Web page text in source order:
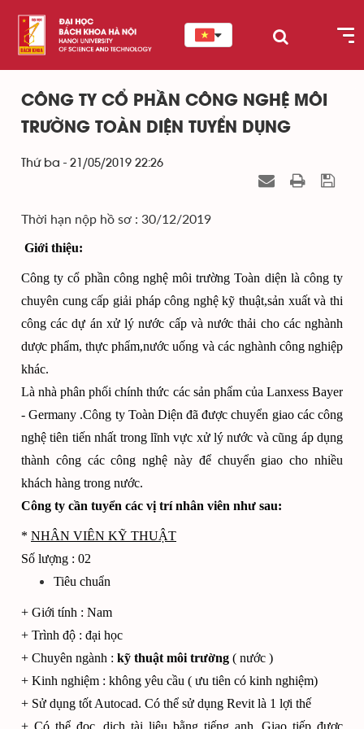
CÔNG TY CỔ PHẦN CÔNG NGHỆ MÔI
TRƯỜNG TOÀN DIỆN TUYỂN DỤNG
Thứ ba - 21/05/2019 22:26
Thời hạn nộp hồ sơ : 30/12/2019
Giới thiệu:
Công ty cổ phần công nghệ môi trường Toàn diện là công ty
chuyên cung cấp giải pháp công nghệ kỹ thuật,sản xuất và thi
công các dự án xử lý nước cấp và nước thải cho các nghành
dược phẩm, thực phẩm,nước uống và các nghành công nghiệp
khác.
Là nhà phân phối chính thức các sản phẩm của Lanxess Bayer
- Germany .Công ty Toàn Diện đã được chuyển giao các công
nghệ tiên tiến nhất trong lĩnh vực xử lý nước và cũng áp dụng
thành công các công nghệ này để chuyển giao cho nhiều
khách hàng trong nước.
Công ty cần tuyển các vị trí nhân viên như sau:
* NHÂN VIÊN KỸ THUẬT
Số lượng : 02
Tiêu chuẩn
+ Giới tính : Nam
+ Trình độ : đại học
+ Chuyên ngành : kỹ thuật môi trường ( nước )
+ Kinh nghiệm : không yêu cầu ( ưu tiên có kinh nghiệm)
+ Sử dụng tốt Autocad. Có thể sử dụng Revit là 1 lợi thế
+ Có thể đọc, dịch tài liệu bằng tiếng anh. Giao tiếp được